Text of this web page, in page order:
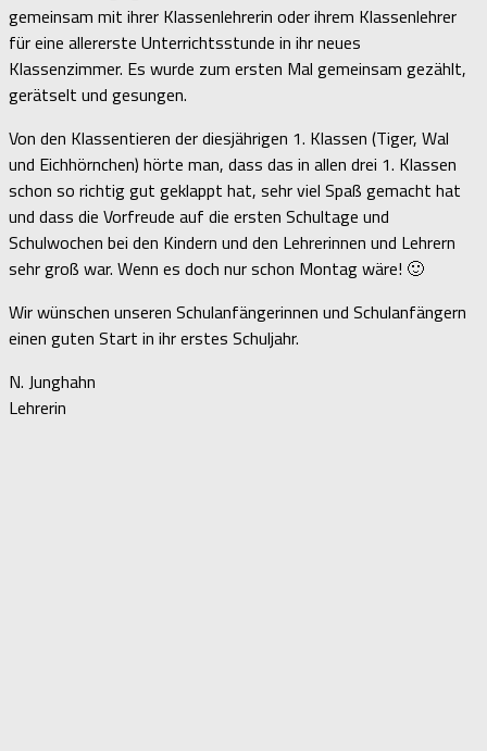
gemeinsam mit ihrer Klassenlehrerin oder ihrem Klassenlehrer
für eine allererste Unterrichtsstunde in ihr neues
Klassenzimmer. Es wurde zum ersten Mal gemeinsam gezählt,
gerätselt und gesungen.
Von den Klassentieren der diesjährigen 1. Klassen (Tiger, Wal
und Eichhörnchen) hörte man, dass das in allen drei 1. Klassen
schon so richtig gut geklappt hat, sehr viel Spaß gemacht hat
und dass die Vorfreude auf die ersten Schultage und
Schulwochen bei den Kindern und den Lehrerinnen und Lehrern
sehr groß war. Wenn es doch nur schon Montag wäre! 🙂
Wir wünschen unseren Schulanfängerinnen und Schulanfängern
einen guten Start in ihr erstes Schuljahr.
N. Junghahn
Lehrerin